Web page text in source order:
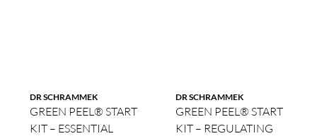
DR SCHRAMMEK
GREEN PEEL® START
KIT – ESSENTIAL
DR SCHRAMMEK
GREEN PEEL® START
KIT – REGULATING